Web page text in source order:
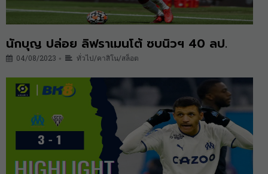
นักบุญ ปล่อย ลิฟราเมนโต้ ซบนิวฯ 40 ลป.
04/08/2023 • ทั่วไป/คาสิโน/สล็อต